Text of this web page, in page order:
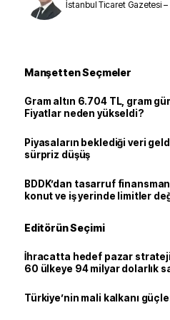
İstanbul Ticaret Gazetesi –
Manşetten Seçmeler
Gram altın 6.704 TL, gram
Fiyatlar neden yükseldi?
Piyasaların beklediği veri
sürpriz düşüş
BDDK’dan tasarruf
konut ve iş yerinde limitler
Editörün Seçimi
İhracatta hedef pazar
60 ülkeye 94 milyar dolarlık
Türkiye’nin mali kalkanı